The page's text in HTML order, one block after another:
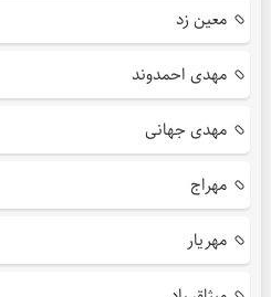
معین زد
مهدی احمدوند
مهدی جهانی
مهراج
مهریار